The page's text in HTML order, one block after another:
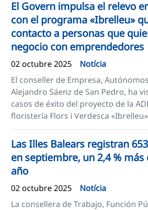
El Govern impulsa el relevo
con el programa «Ibrelleu»
contacto a personas que
negocio con emprendedores
02 octubre 2025
Notícia
El conseller de Empresa,
Alejandro Sáenz de San Pedro, ha
casos de éxito del proyecto de la
floristería Flors i Verdesca
Las Illes Balears registran
en septiembre, un 2,4 % más
año
02 octubre 2025
Notícia
La consellera de Trabajo, Función